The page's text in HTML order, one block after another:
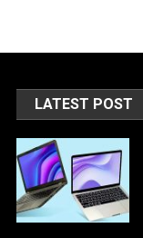
LATEST POST